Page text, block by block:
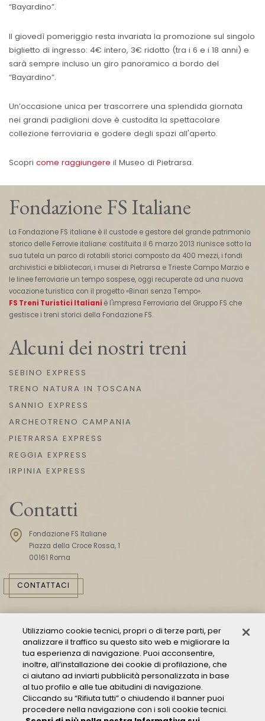
“Bayardino”.
Il giovedì pomeriggio resta invariata la promozione sul singolo
biglietto di ingresso: 4€ intero, 3€ ridotto (tra i 6 e i 18 anni) e
sarà sempre incluso un giro panoramico a bordo del
“Bayardino”.
Un’occasione unica per trascorrere una splendida giornata
nei grandi padiglioni dove è custodita la spettacolare
collezione ferroviaria e godere degli spazi all'aperto.
Scopri come raggiungere il Museo di Pietrarsa.
Fondazione FS Italiane
La Fondazione FS italiane è il custode e gestore del grande patrimonio
storico delle Ferrovie italiane: costituita il 6 marzo 2013 riunisce sotto la
sua tutela un parco di rotabili storici composto da 400 mezzi, i fondi
archivistici e bibliotecari, i musei di Pietrarsa e Trieste Campo Marzio e
le linee ferroviarie un tempo sospese, oggi recuperate ad una nuova
vocazione turistica con il progetto «Binari senza Tempo».
FS Treni Turistici Italiani è l'impresa Ferroviaria del Gruppo FS che
gestisce i treni storici della Fondazione FS.
Alcuni dei nostri treni
SEBINO EXPRESS
TRENO NATURA IN TOSCANA
SANNIO EXPRESS
ARCHEOTRENO CAMPANIA
PIETRARSA EXPRESS
REGGIA EXPRESS
IRPINIA EXPRESS
Contatti
Fondazione FS Italiane
Piazza della Croce Rossa, 1
00161 Roma
CONTATTACI
Consulta il Modello 231
Gestione delle segnalazioni - Whistleblowing
Condizioni Generali di Trasporto
Utilizziamo cookie tecnici, propri o di terze parti, per
analizzare il traffico su questo sito web e migliorare la
tua esperienza di navigazione. Puoi acconsentire,
inoltre, all’installazione dei cookie di profilazione, che
ci aiutano ad inviarti pubblicità personalizzata in base
al tuo profilo e alle tue abitudini di navigazione.
Cliccando su “Rifiuta tutti” o chiudendo il banner puoi
procedere nella navigazione con i soli cookie tecnici.